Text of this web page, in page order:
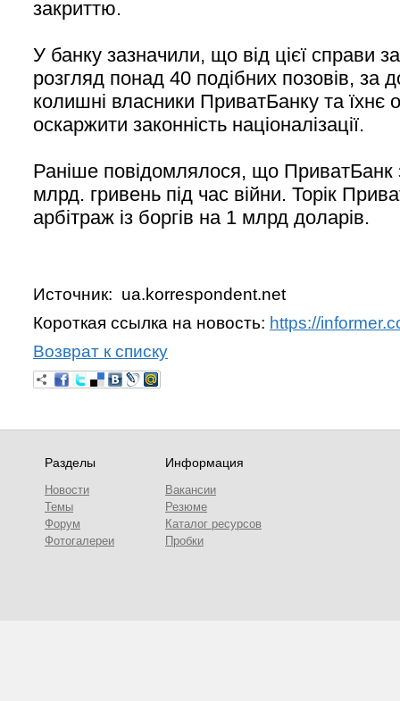
закриттю.
У банку зазначили, що від цієї справи
розгляд понад 40 подібних позовів, за
колишні власники ПриватБанку та їхнє
оскаржити законність націоналізації.
Раніше повідомлялося, що ПриватБанк
млрд. гривень під час війни. Торік
арбітраж із боргів на 1 млрд доларів.
Источник: ua.korrespondent.net
Короткая ссылка на новость: https://
Возврат к списку
Разделы
Новости
Темы
Форум
Фотогалереи
Информация
Вакансии
Резюме
Каталог ресурсов
Пробки